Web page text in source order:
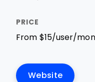
From $15/user/
Website